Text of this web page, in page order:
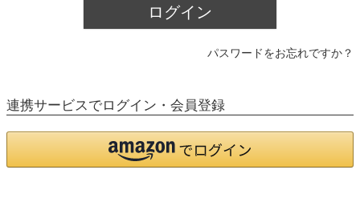
ログイン
パスワードをお忘れですか？
連携サービスでログイン・会員登録